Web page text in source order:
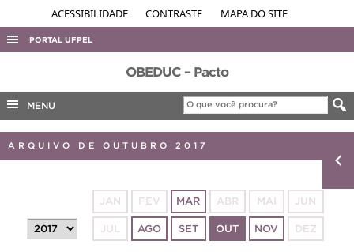
ACESSIBILIDADE CONTRASTE MAPA DO SITE
PORTAL UFPEL
ACESSO À INFORMAÇÃO
AUDITORIA
COBALTO
CONCURSOS
OUVIDORIA
OBEDUC – Pacto
MENU
ARQUIVO DE OUTUBRO 2017
JAN FEV MAR ABR MAI JUN
JUL AGO SET OUT NOV DEZ